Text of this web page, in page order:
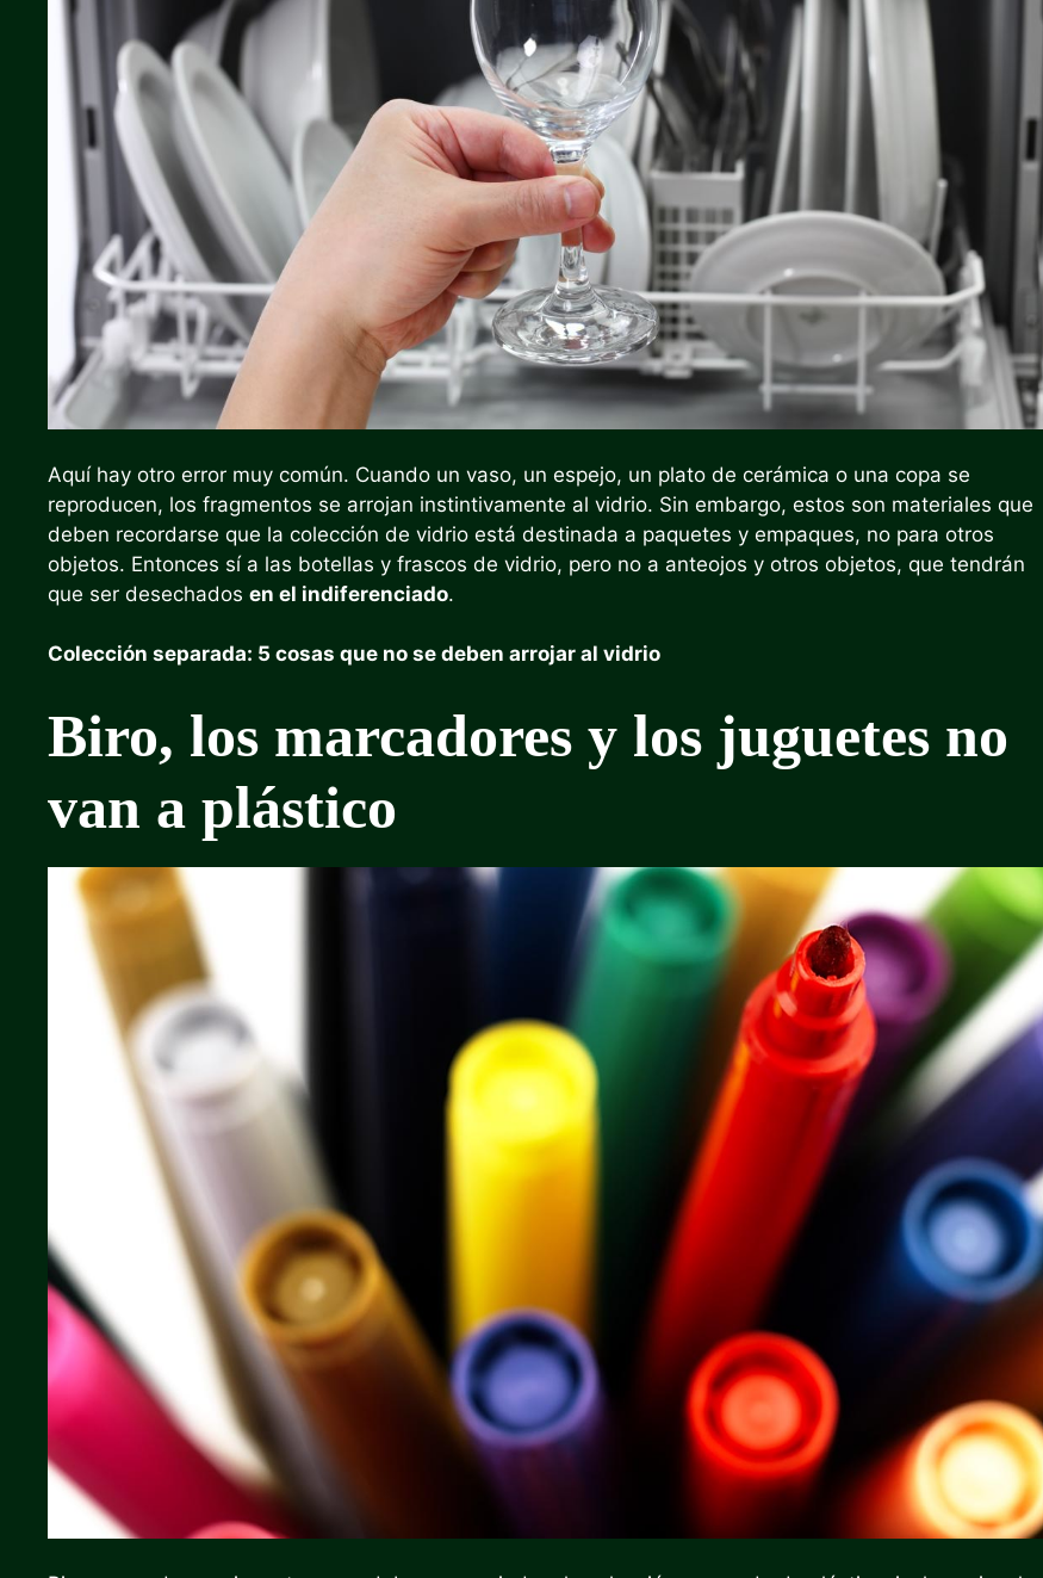
Aquí hay otro error muy común. Cuando un vaso, un espejo, un plato de cerámica o una copa se
reproducen, los fragmentos se arrojan instintivamente al vidrio. Sin embargo, estos son materiales que
deben recordarse que la colección de vidrio está destinada a paquetes y empaques, no para otros
objetos. Entonces sí a las botellas y frascos de vidrio, pero no a anteojos y otros objetos, que tendrán
que ser desechados en el indiferenciado.
Colección separada: 5 cosas que no se deben arrojar al vidrio
Biro, los marcadores y los juguetes no
van a plástico